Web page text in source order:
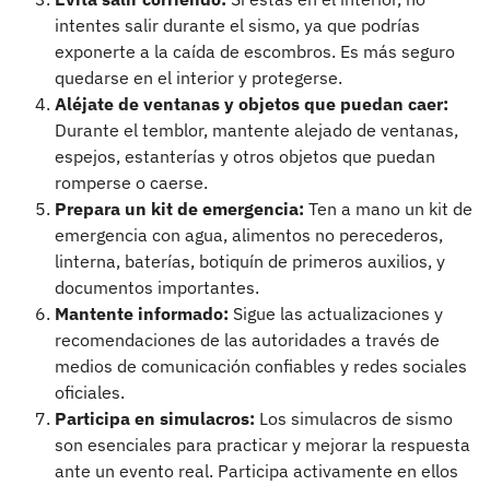
intentes salir durante el sismo, ya que podrías
exponerte a la caída de escombros. Es más seguro
quedarse en el interior y protegerse.
Aléjate de ventanas y objetos que puedan caer:
Durante el temblor, mantente alejado de ventanas,
espejos, estanterías y otros objetos que puedan
romperse o caerse.
Prepara un kit de emergencia: Ten a mano un kit de
emergencia con agua, alimentos no perecederos,
linterna, baterías, botiquín de primeros auxilios, y
documentos importantes.
Mantente informado: Sigue las actualizaciones y
recomendaciones de las autoridades a través de
medios de comunicación confiables y redes sociales
oficiales.
Participa en simulacros: Los simulacros de sismo
son esenciales para practicar y mejorar la respuesta
ante un evento real. Participa activamente en ellos